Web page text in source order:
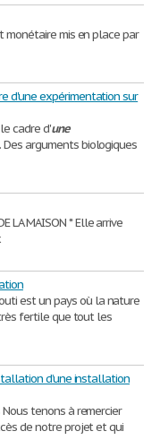
monétaire mis en place par
d'une expérimentation sur
cadre d'une
arguments biologiques
LA MAISON * Elle arrive
est un pays où la nature
fertile que tout les
d’une installation
Nous tenons à remercier
de notre projet et qui